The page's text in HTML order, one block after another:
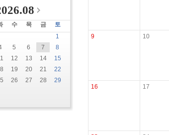
수 목 금
토
1
5 6 7
8
12 13 14
15
19 20 21
22
26 27 28
29
9 10
16 17